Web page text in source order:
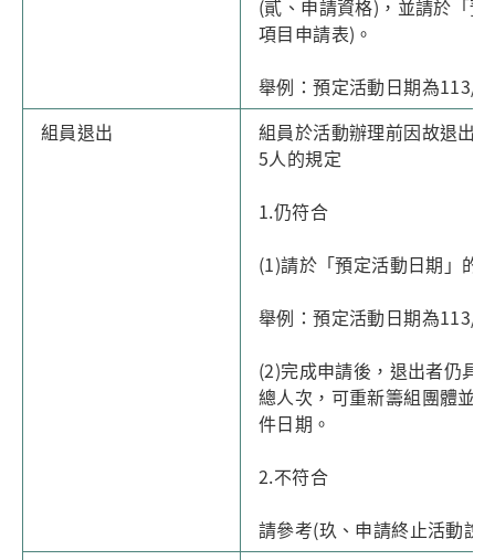
(貳、申請資格)，並請於「
項目申請表)。
舉例：預定活動日期為113/
組員退出
組員於活動辦理前因故退出
5人的規定
1.仍符合
(1)請於「預定活動日期」的
舉例：預定活動日期為113/
(2)完成申請後，退出者仍具
總人次，可重新籌組團體並
件日期。
2.不符合
請參考(玖、申請終止活動說